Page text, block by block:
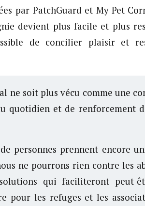
par PatchGuard et My Pet
devient plus facile et plus
de concilier plaisir et
ne soit plus vécu comme une
quotidien et de renforcement
personnes prennent encore
ne pourrons rien contre les
qui faciliteront peut-
pour les refuges et les